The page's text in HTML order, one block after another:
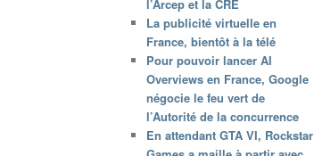
l’Arcep et la CRE
La publicité virtuelle en
France, bientôt à la télé
Pour pouvoir lancer AI
Overviews en France, Google
négocie le feu vert de
l’Autorité de la concurrence
En attendant GTA VI, Rockstar